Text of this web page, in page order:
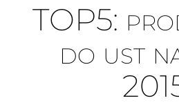
TOP5:
do ust